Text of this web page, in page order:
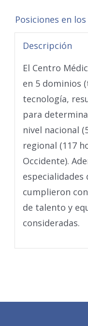
Posiciones en
Descripción
El Centro
en 5 dominios
tecnología,
para
nivel nacional
regional (117
Occidente).
cumplieron
de talento y
consideradas.